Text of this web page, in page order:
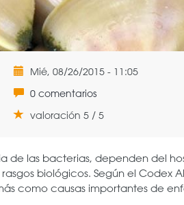
Mié, 08/26/2015 - 11:05
0 comentarios
valoración 5 / 5
de las bacterias, dependen del
biológicos. Según el Codex
como causas importantes de